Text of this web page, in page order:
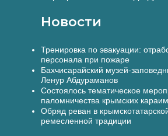
Новости
Тренировка по эвакуации:
персонала при пожаре
Бахчисарайский музей-
Ленур Абдураманов
Состоялось тематическое
паломничества крымских
Обряд реван в
ремесленной традиции